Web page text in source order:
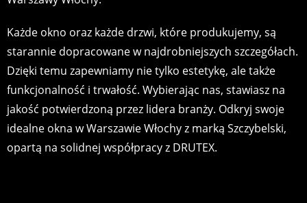
Każde okno oraz każde drzwi, które produkujemy, są
starannie dopracowane w najdrobniejszych szczegółach.
Dzięki temu zapewniamy nie tylko estetykę, ale także
funkcjonalność i trwałość. Wybierając nas, stawiasz na
jakość potwierdzoną przez lidera branży. Odkryj swoje
idealne okna w Warszawie Włochy z marką Szczybelski,
opartą na solidnej współpracy z DRUTEX.